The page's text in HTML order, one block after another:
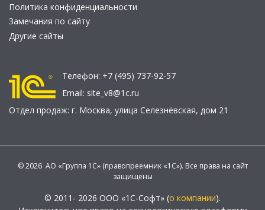
Политика конфиденциальности
Замечания по сайту
Другие сайты
Телефон: +7 (495) 737-92-57
Email: site_v8@1c.ru
Отдел продаж: г. Москва, улица Селезнёвская, дом 21
© 2026 АО «Группа 1С» (правопреемник «1С»). Все права на сайт
защищены
© 2011- 2026 ООО «1С-Софт» (о компании).